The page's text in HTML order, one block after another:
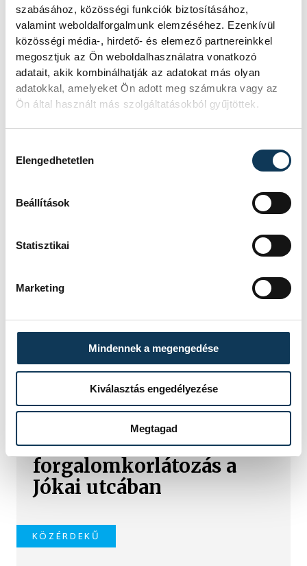
szabásához, közösségi funkciók biztosításához,
valamint weboldalforgalmunk elemzéséhez. Ezenkívül
közösségi média-, hirdető- és elemező partnereinkkel
megosztjuk az Ön weboldalhasználatra vonatkozó
adatait, akik kombinálhatják az adatokat más olyan
adatokkal, amelyeket Ön adott meg számukra vagy az
Ön által használt más szolgáltatásokból gyűjtöttek.
Elengedhetetlen
Beállítások
Statisztikai
Marketing
Mindennek a megengedése
Kiválasztás engedélyezése
Megtagad
TOVÁBBI CIKKEK
KÖZÉRDEKŰ
Ideiglenes
forgalomkorlátozás a
Jókai utcában
KÖZÉRDEKŰ